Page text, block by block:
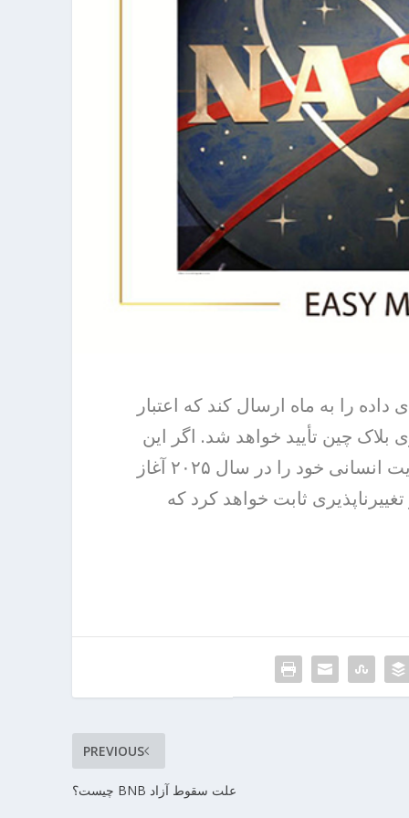
داده را به ماه ارسال کند که اعتبار
بلاک چین تأیید خواهد شد. اگر این
اتفاق طبق برنامه پیش برود، زمانی که ناسا دومین مأموریت انسانی‌ خود را در سال ۲۰۲۵ آغاز
ثابت خواهد کرد که
PREVIOUS
علت سقوط آزاد BNB چیست؟